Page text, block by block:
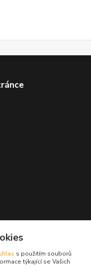
s použitím souborů
týkající se Vašich